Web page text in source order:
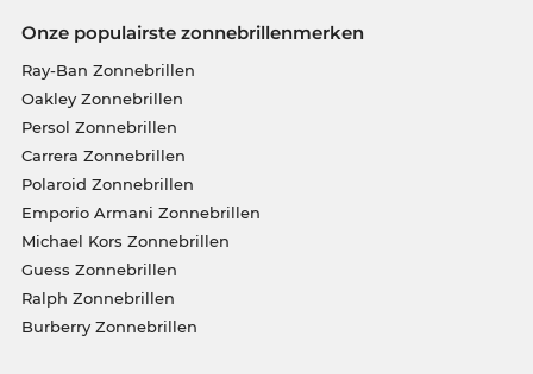
Onze populairste zonnebrillenmerken
Ray-Ban Zonnebrillen
Oakley Zonnebrillen
Persol Zonnebrillen
Carrera Zonnebrillen
Polaroid Zonnebrillen
Emporio Armani Zonnebrillen
Michael Kors Zonnebrillen
Guess Zonnebrillen
Ralph Zonnebrillen
Burberry Zonnebrillen